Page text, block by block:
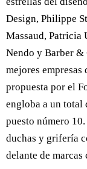
Design, Philippe
Massaud, Patricia
Nendo y Barber &
mejores
propuesta por el
engloba a un total
puesto número
duchas y grifería
delante de